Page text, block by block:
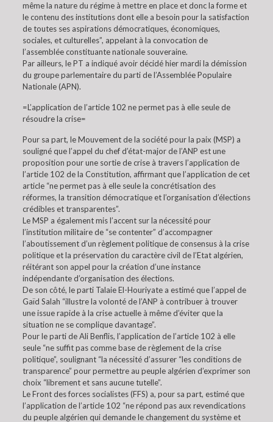
même la nature du régime à mettre en place et donc la forme et
le contenu des institutions dont elle a besoin pour la satisfaction
de toutes ses aspirations démocratiques, économiques,
sociales, et culturelles”, appelant à la convocation de
l’assemblée constituante nationale souveraine.
Par ailleurs, le PT a indiqué avoir décidé hier mardi la démission
du groupe parlementaire du parti de l’Assemblée Populaire
Nationale (APN).
=L’application de l’article 102 ne permet pas à elle seule de
résoudre la crise=
Pour sa part, le Mouvement de la société pour la paix (MSP) a
souligné que l’appel du chef d’état-major de l’ANP est une
proposition pour une sortie de crise à travers l’application de
l’article 102 de la Constitution, affirmant que l’application de cet
article “ne permet pas à elle seule la concrétisation des
réformes, la transition démocratique et l’organisation d’élections
crédibles et transparentes”.
Le MSP a également mis l’accent sur la nécessité pour
l’institution militaire de “se contenter” d’accompagner
l’aboutissement d’un règlement politique de consensus à la crise
politique et la préservation du caractère civil de l’Etat algérien,
réitérant son appel pour la création d’une instance
indépendante d’organisation des élections.
De son côté, le parti Talaie El-Houriyate a estimé que l’appel de
Gaïd Salah “illustre la volonté de l’ANP à contribuer à trouver
une issue rapide à la crise actuelle à même d’éviter que la
situation ne se complique davantage”.
Pour le parti de Ali Benflis, l’application de l’article 102 à elle
seule “ne suffit pas comme base de règlement de la crise
politique”, soulignant “la nécessité d’assurer “les conditions de
transparence” pour permettre au peuple algérien d’exprimer son
choix “librement et sans aucune tutelle”.
Le Front des forces socialistes (FFS) a, pour sa part, estimé que
l’application de l’article 102 “ne répond pas aux revendications
du peuple algérien qui demande le changement du système et